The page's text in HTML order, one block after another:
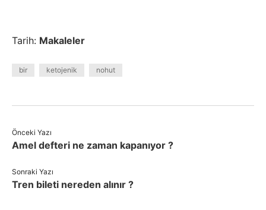
Tarih: Makaleler
bir ketojenik nohut
Önceki Yazı
Amel defteri ne zaman kapanıyor ?
Sonraki Yazı
Tren bileti nereden alınır ?